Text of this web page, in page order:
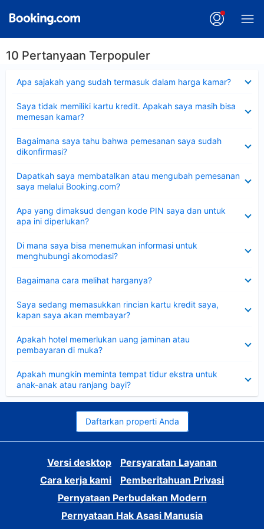
10 Pertanyaan Terpopuler
Apa sajakah yang sudah termasuk dalam harga kamar?
Saya tidak memiliki kartu kredit. Apakah saya masih bisa
memesan kamar?
Bagaimana saya tahu bahwa pemesanan saya sudah
dikonfirmasi?
Dapatkah saya membatalkan atau mengubah pemesanan
saya melalui Booking.com?
Apa yang dimaksud dengan kode PIN saya dan untuk
apa ini diperlukan?
Di mana saya bisa menemukan informasi untuk
menghubungi akomodasi?
Bagaimana cara melihat harganya?
Saya sedang memasukkan rincian kartu kredit saya,
kapan saya akan membayar?
Apakah hotel memerlukan uang jaminan atau
pembayaran di muka?
Apakah mungkin meminta tempat tidur ekstra untuk
anak-anak atau ranjang bayi?
Daftarkan properti Anda
Versi desktop
Persyaratan Layanan
Cara kerja kami
Pemberitahuan Privasi
Pernyataan Perbudakan Modern
Pernyataan Hak Asasi Manusia